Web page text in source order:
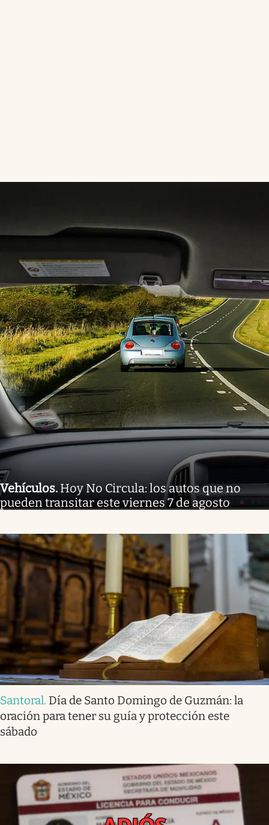
Vehículos. Hoy No Circula: los autos que no
pueden transitar este viernes 7 de agosto
Santoral. Día de Santo Domingo de Guzmán: la
oración para tener su guía y protección este
sábado